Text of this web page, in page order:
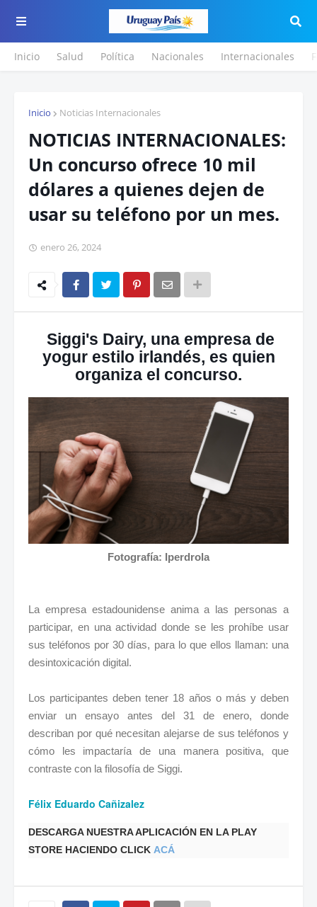
Inicio Salud Política Nacionales Internacionales
Inicio Noticias Internacionales
NOTICIAS INTERNACIONALES:
Un concurso ofrece 10 mil
dólares a quienes dejen de
usar su teléfono por un mes.
enero 26, 2024
Siggi's Dairy, una empresa de
yogur estilo irlandés, es quien
organiza el concurso.
Fotografía: Iperdrola
La empresa estadounidense anima a las personas a
participar, en una actividad donde se les prohíbe usar
sus teléfonos por 30 días, para lo que ellos llaman: una
desintoxicación digital.
Los participantes deben tener 18 años o más y deben
enviar un ensayo antes del 31 de enero, donde
describan por qué necesitan alejarse de sus teléfonos y
cómo les impactaría de una manera positiva, que
contraste con la filosofía de Siggi.
Félix Eduardo Cañizalez
DESCARGA NUESTRA APLICACIÓN EN LA PLAY
STORE HACIENDO CLICK ACÁ